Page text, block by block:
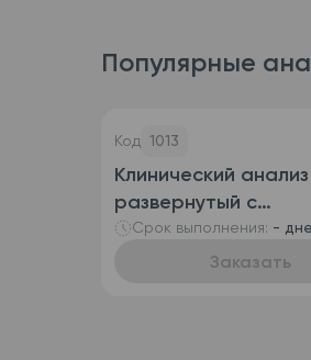
Популярные
Код 1013
Клинический
развернутый с
определением
ретикулоцитов
Срок выполнения: -
Заказать